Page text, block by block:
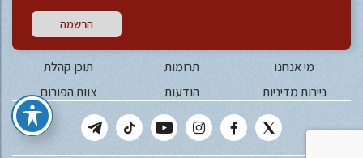
הרשמה
מי אנחנו תרומות
תוכן קהלת
ניירות מדיניות
הודעות צוות הפורום